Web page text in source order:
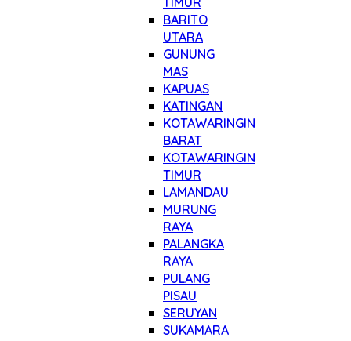
BARITO
UTARA
GUNUNG
MAS
KAPUAS
KATINGAN
KOTAWARINGIN
BARAT
KOTAWARINGIN
TIMUR
LAMANDAU
MURUNG
RAYA
PALANGKA
RAYA
PULANG
PISAU
SERUYAN
SUKAMARA